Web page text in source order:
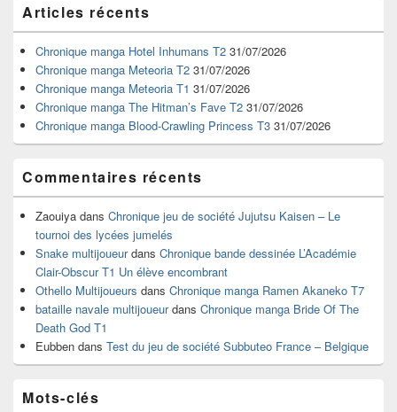
principale
de
widget
pour
barre
latérale
Articles récents
Chronique manga Hotel Inhumans T2 31/07/2026
Chronique manga Meteoria T2 31/07/2026
Chronique manga Meteoria T1 31/07/2026
Chronique manga The Hitman’s Fave T2 31/07/2026
Chronique manga Blood-Crawling Princess T3 31/07/2026
Commentaires récents
Zaouiya dans Chronique jeu de société Jujutsu Kaisen – Le
tournoi des lycées jumelés
Snake multijoueurdans Chronique bande dessinée L’Académie
Clair-Obscur T1 Un élève encombrant
Othello Multijoueurs dans Chronique manga Ramen Akaneko T7
bataille navale multijoueurdans Chronique manga Bride Of The
Death God T1
Eubben dans Test du jeu de société Subbuteo France – Belgique
Mots-clés